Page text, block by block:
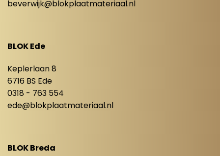
beverwijk@blokplaatmateriaal.nl
BLOK Ede
Keplerlaan 8
6716 BS Ede
0318 - 763 554
ede@blokplaatmateriaal.nl
BLOK Breda